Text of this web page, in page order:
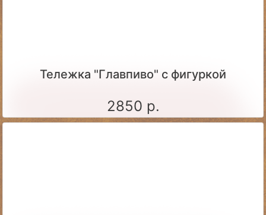
Тележка "Главпиво" с фигуркой
2850 р.